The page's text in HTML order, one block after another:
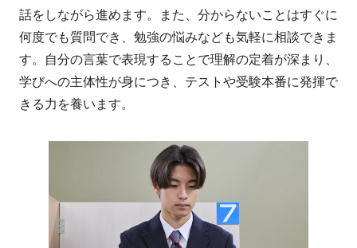
話をしながら進めます。また、分からないことはすぐに
何度でも質問でき、勉強の悩みなども気軽に相談できま
す。自分の言葉で表現することで理解の定着が深まり、
学びへの主体性が身につき、テストや受験本番に発揮で
きる力を養います。